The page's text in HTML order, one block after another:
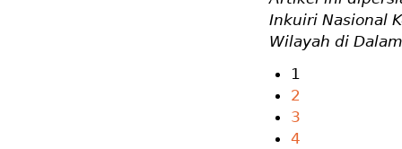
Inkuiri Nasional
Wilayah di
1
2
3
4